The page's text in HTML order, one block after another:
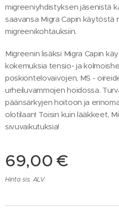
migreeniyhdistyksen jäsenistä
saavansa Migra Capin
migreenikohtauksiin.
Migreenin lisäksi Migra Capin
kokemuksia tensio- ja
poskiontelovaivojen, MS -
urheiluvammojen hoidossa.
päänsärkyjen hoitoon ja
olotilaan! Toisin kuin lääkkeet,
sivuvaikutuksia!
69,00 €
Hinta sis. ALV